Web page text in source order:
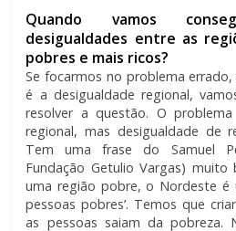
Quando vamos
desigualdades entre as
pobres e mais ricos?
Se focarmos no problema
é a desigualdade regional,
resolver a questão. O
regional, mas desigualdade de
Tem uma frase do Samuel
Fundação Getulio Vargas) muito
uma região pobre, o Nordeste é
pessoas pobres’. Temos que
as pessoas saiam da pobreza.